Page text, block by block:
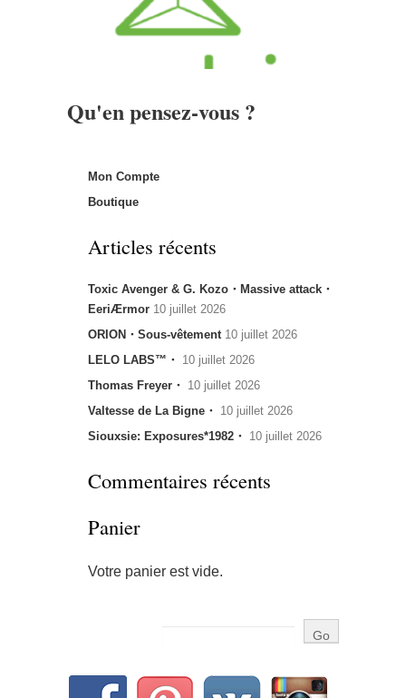
Qu'en pensez-vous ?
Mon Compte
Boutique
Articles récents
Toxic Avenger & G. Kozo・Massive attack・
EeriÆrmor 10 juillet 2026
ORION・Sous-vêtement 10 juillet 2026
LELO LABS™・ 10 juillet 2026
Thomas Freyer・ 10 juillet 2026
Valtesse de La Bigne・ 10 juillet 2026
Siouxsie: Exposures*1982・ 10 juillet 2026
Commentaires récents
Panier
Votre panier est vide.